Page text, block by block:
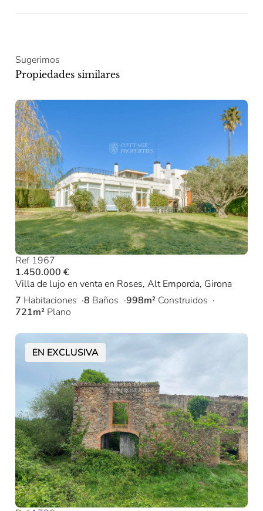
Sugerimos
Propiedades similares
Ref 1967
1.450.000 €
Villa de lujo en venta en Roses, Alt Emporda, Girona
7 Habitaciones 8 Baños 998m² Construidos
721m² Plano
EN EXCLUSIVA